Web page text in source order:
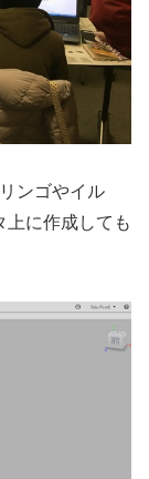
ンゴやイル
上に作成しても